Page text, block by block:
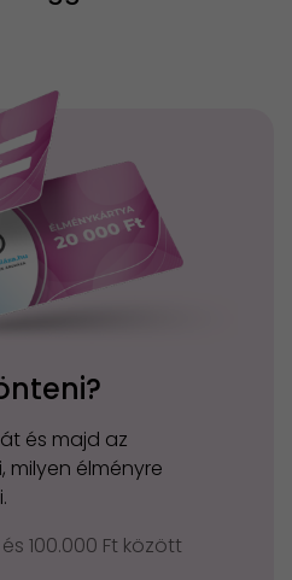
és majd az
élményre
100.000 Ft között